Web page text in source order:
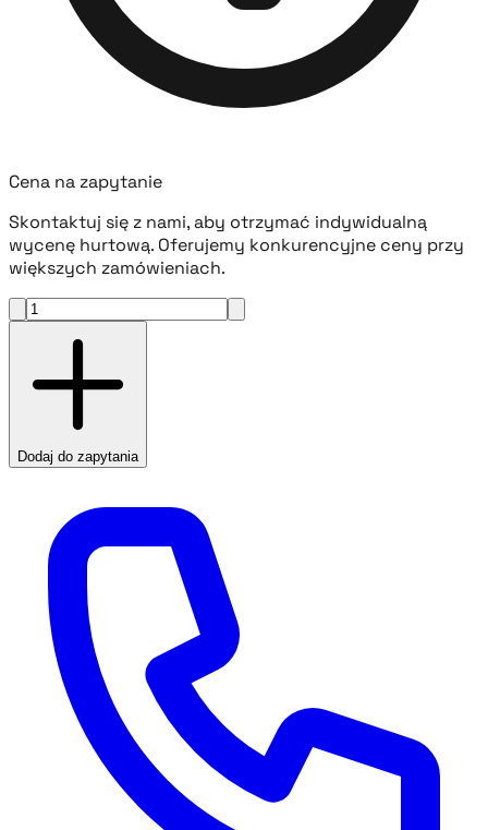
Cena na zapytanie
Skontaktuj się z nami, aby otrzymać indywidualną
wycenę hurtową. Oferujemy konkurencyjne ceny przy
większych zamówieniach.
Dodaj do zapytania